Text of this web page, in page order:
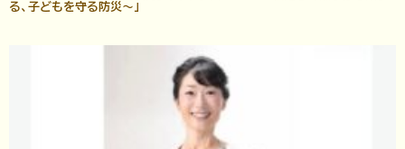
る、子どもを守る防災～」